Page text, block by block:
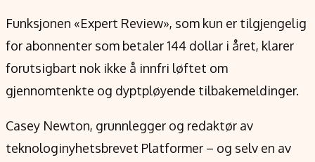
Funksjonen «Expert Review», som kun er tilgjengelig
for abonnenter som betaler 144 dollar i året, klarer
forutsigbart nok ikke å innfri løftet om
gjennomtenkte og dyptpløyende tilbakemeldinger.
Casey Newton, grunnlegger og redaktør av
teknologinyhetsbrevet Platformer – og selv en av